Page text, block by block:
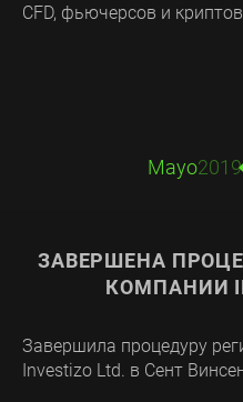
CFD, фьючерсов и
ЗАВЕРШЕНА
КОМПАНИИ
Завершила процедуру
Investizo Ltd. в Сент
Mayo2019